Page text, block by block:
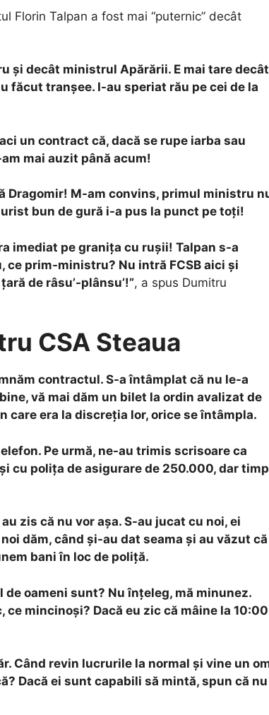
Florin Talpan a fost mai “puternic” decât
și decât ministrul Apărării. E mai tare decât
făcut tranșee. I-au speriat rău pe cei de la
un contract că, dacă se rupe iarba sau
mai auzit până acum!
Dragomir! M-am convins, primul ministru
bun de gură i-a pus la punct pe toți!
imediat pe granița cu rușii! Talpan s-a
prim-ministru? Nu intră FCSB aici și
de râsu’-plânsu’!”, a spus Dumitru
CSA Steaua
contractul. S-a întâmplat că nu le-a
vă mai dăm un bilet la ordin avalizat de
care era la discreția lor, orice se întâmpla.
Pe urmă, ne-au trimis scrisoare ca
cu polița de asigurare de 250.000, dar timp
zis că nu vor așa. S-au jucat cu noi, ei
dăm, când și-au dat seama și au văzut că
bani în loc de poliță.
oameni sunt? Nu înțeleg, mă minunez.
ce mincinoși? Dacă eu zic că mâine la 10:00
Când revin lucrurile la normal și vine un
Dacă ei sunt capabili să mintă, spun că nu